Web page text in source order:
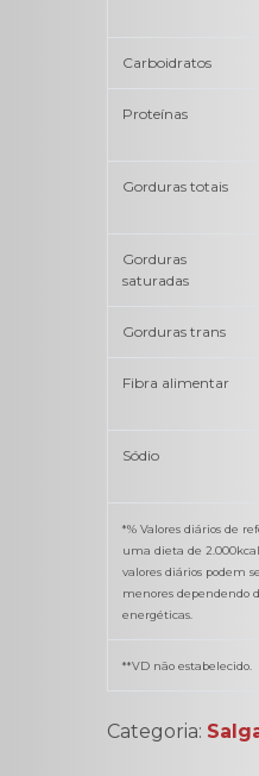
Carboidratos
Proteínas
Gorduras totais
Gorduras
saturadas
Gorduras trans
Fibra alimentar
Sódio
*% Valores diários de
uma dieta de
valores diários podem
menores dependendo
energéticas.
**VD não estabelecido.
Categoria: